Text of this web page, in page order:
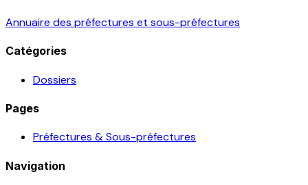
Annuaire des préfectures et sous-préfectures
Catégories
Dossiers
Pages
Préfectures & Sous-préfectures
Navigation